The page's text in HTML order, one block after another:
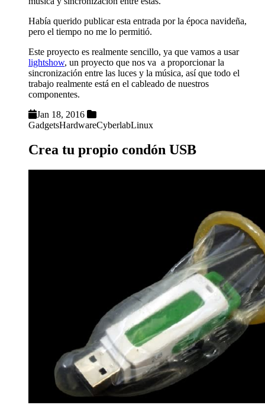
Había querido publicar esta entrada por la época navideña,
pero el tiempo no me lo permitió.
Este proyecto es realmente sencillo, ya que vamos a usar
lightshow, un proyecto que nos va a proporcionar la
sincronización entre las luces y la música, así que todo el
trabajo realmente está en el cableado de nuestros
componentes.
Jan 18, 2016
GadgetsHardwareCyberlabLinux
Crea tu propio condón USB